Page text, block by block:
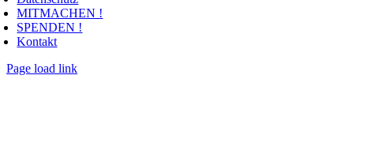
MITMACHEN !
SPENDEN !
Kontakt
Page load link